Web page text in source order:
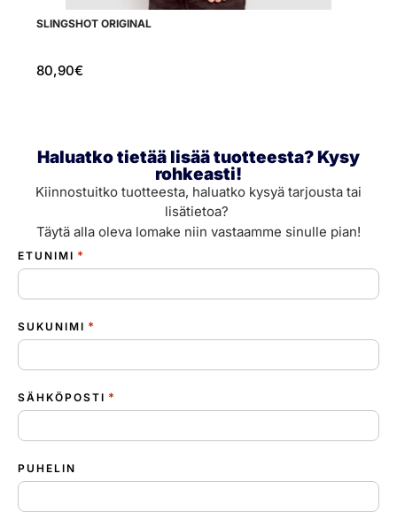
SLINGSHOT ORIGINAL
80,90€
Haluatko tietää lisää tuotteesta? Kysy
rohkeasti!
Kiinnostuitko tuotteesta, haluatko kysyä tarjousta tai
lisätietoa?
Täytä alla oleva lomake niin vastaamme sinulle pian!
ETUNIMI *
SUKUNIMI *
SÄHKÖPOSTI *
PUHELIN